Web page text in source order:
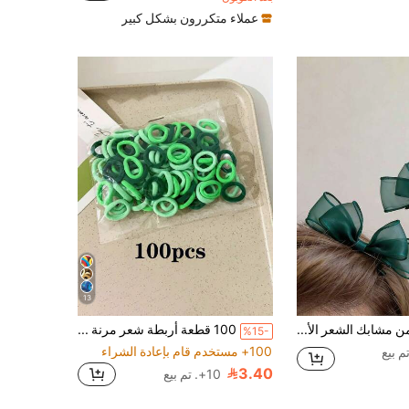
700+ مستخدم قام بإعادة الشراء
عملاء متكررون بشكل كبير
قطعتان من مشابك الشعر الأنيقة المزينة بالشريط الشبكي، مشابك شعر جانبية جميلة، مشابك شريط رقيقة للبنات
13
%15-
100 قطعة أربطة شعر مرنة ملونة من النايلون للفتيات، شريط رأس صغير لحامل الذيل للمراهقات، إكسسوارات شعر للمراهقات
100+ مستخدم قام بإعادة الشراء
3.40 10+. تم بيع